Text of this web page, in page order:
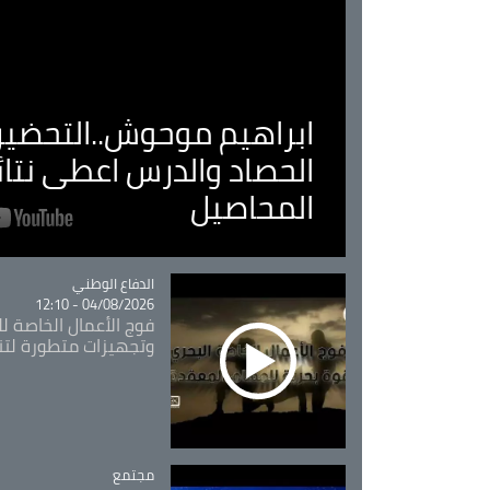
ابراهيم
الحصاد والدرس اعطى
المحاصيل
Catégorie
الدفاع الوطني
04/08/2026 - 12:10
فوج الأعمال الخاصة
وتجهيزات متطورة
Catégorie
مجتمع